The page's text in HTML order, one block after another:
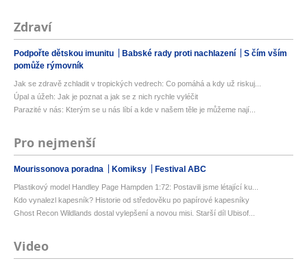
Zdraví
Podpořte dětskou imunitu Babské rady proti nachlazení
S čím vším
pomůže rýmovník
Jak se zdravě zchladit v tropických vedrech: Co pomáhá a kdy už riskuj...
Úpal a úžeh: Jak je poznat a jak se z nich rychle vyléčit
Parazité v nás: Kterým se u nás líbí a kde v našem těle je můžeme nají...
Pro nejmenší
Mourissonova poradna Komiksy Festival ABC
Plastikový model Handley Page Hampden 1:72: Postavili jsme létající ku...
Kdo vynalezl kapesník? Historie od středověku po papírové kapesníky
Ghost Recon Wildlands dostal vylepšení a novou misi. Starší díl Ubisof...
Video